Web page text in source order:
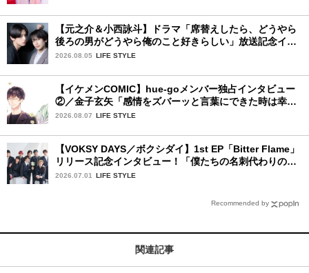
【元之介＆小西詠斗】ドラマ「席替えしたら、どうやら
後ろの男がどうやら俺のこと好きらしい」放送記念イン
タビュー♡ 「自然と詠斗くんが可愛く見えたんです」
2026.08.05 LIFE STYLE
【イケメンCOMIC】hue-goメンバー独占インタビュー
②／金子玄矢「感情をズバーッと言葉にできた時は幸
せ〜」
2026.08.07 LIFE STYLE
【VOKSY DAYS／ボクシダイ】1st EP「Bitter Flame」
リリース記念インタビュー！「僕たちの名刺代わりのよ
うなアルバム」
2026.07.01 LIFE STYLE
Recommended by
関連記事